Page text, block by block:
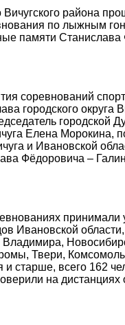
района
по лыжным
памяти Станислава
соревнований
городского округа
городской
Елена Морокина,
и Ивановской
Фёдоровича –
принимали
Ивановской
Владимира,
Твери,
и старше, всего 162
на дистанциях